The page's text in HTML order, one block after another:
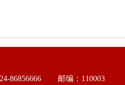
86856666 邮编：110003